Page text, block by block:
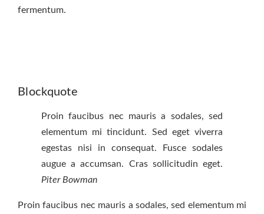
fermentum.
Blockquote
Proin faucibus nec mauris a sodales, sed
elementum mi tincidunt. Sed eget viverra
egestas nisi in consequat. Fusce sodales
augue a accumsan. Cras sollicitudin eget.
Piter Bowman
Proin faucibus nec mauris a sodales, sed elementum mi